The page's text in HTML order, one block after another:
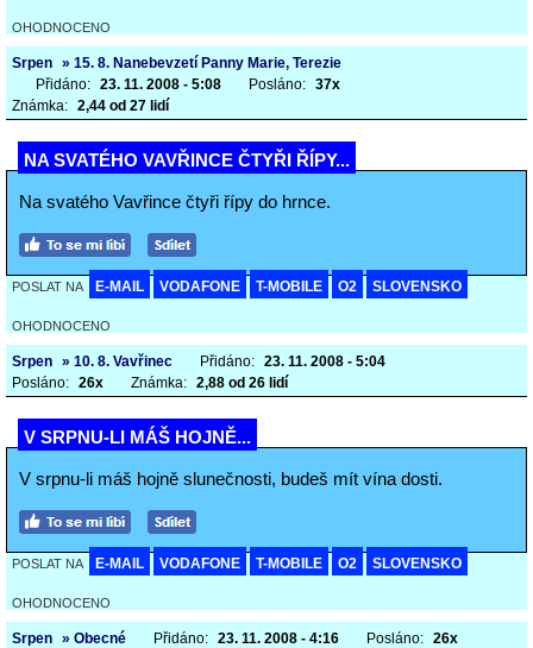
OHODNOCENO
Srpen » 15. 8. Nanebevzetí Panny Marie, Terezie
Přidáno: 23. 11. 2008 - 5:08 Posláno: 37x
Známka: 2,44 od 27 lidí
NA SVATÉHO VAVŘINCE ČTYŘI ŘÍPY...
Na svatého Vavřince čtyři řípy do hrnce.
POSLAT NA E-MAIL VODAFONE T-MOBILE O2 SLOVENSKO
OHODNOCENO
Srpen » 10. 8. Vavřinec Přidáno: 23. 11. 2008 - 5:04
Posláno: 26x Známka: 2,88 od 26 lidí
V SRPNU-LI MÁŠ HOJNĚ...
V srpnu-li máš hojně slunečnosti, budeš mít vína dosti.
POSLAT NA E-MAIL VODAFONE T-MOBILE O2 SLOVENSKO
OHODNOCENO
Srpen » Obecné Přidáno: 23. 11. 2008 - 4:16 Posláno: 26x